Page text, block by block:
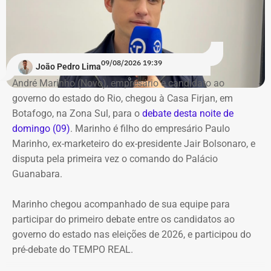
Participam do debate André Marinho (Novo), Anthony
Garotinho (Republicanos), Douglas Ruas (PL) e Willian
Siri (PSOL). O candidato Eduardo Paes (PSD) informou
na noite anterior que não iria comparecer.
Acompanhe a cobertura especial do TEMPO REAL pelo
Instagram do portal, com transmissão e atualizações nos
Stories, e ao vivo pelo YouTube.
Na rodada de confrontos diretos, William Siri foi sorteado
para iniciar as perguntas e, pelas regras, será
obrigatoriamente o último a responder. Os candidatos
também terão uma nova rodada de confrontos com
temas livres, seguindo o mesmo controle de tempo por
cronômetro.
O debate marca a estreia do TEMPO REAL na cobertura
de uma eleição estadual. O portal já havia acompanhado
as eleições municipais de 2024 em todo o estado do Rio
e, agora, amplia a cobertura para a disputa pelo governo
Acompanhe a transmissão e a cobertura em tempo real
do primeiro debate entre os candidatos ao governo do
Rio.
João Pedro Lima09/08/2026 19:39
André Marinho (Novo), empresário e candidato ao
governo do estado do Rio, chegou à Casa Firjan, em
Botafogo, na Zona Sul, para o debate desta noite de
domingo (09). Marinho é filho do empresário Paulo
Marinho, ex-marketeiro do ex-presidente Jair Bolsonaro, e
disputa pela primeira vez o comando do Palácio
Guanabara.
Marinho chegou acompanhado de sua equipe para
participar do primeiro debate entre os candidatos ao
governo do estado nas eleições de 2026, e participou do
pré-debate do TEMPO REAL.